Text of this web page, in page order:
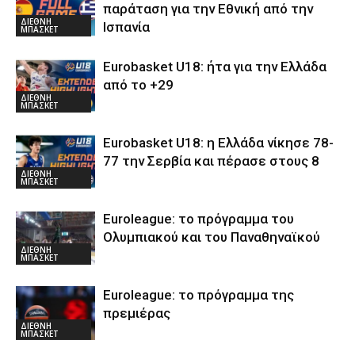
ΔΙΕΘΝΗ
ΜΠΑΣΚΕΤ
παράταση για την Εθνική από την
Ισπανία
ΔΙΕΘΝΗ
ΜΠΑΣΚΕΤ
Eurobasket U18: ήτα για την Ελλάδα
από το +29
ΔΙΕΘΝΗ
ΜΠΑΣΚΕΤ
Eurobasket U18: η Ελλάδα νίκησε 78-
77 την Σερβία και πέρασε στους 8
ΔΙΕΘΝΗ
ΜΠΑΣΚΕΤ
Euroleague: το πρόγραμμα του
Ολυμπιακού και του Παναθηναϊκού
ΔΙΕΘΝΗ
ΜΠΑΣΚΕΤ
Euroleague: το πρόγραμμα της
πρεμιέρας